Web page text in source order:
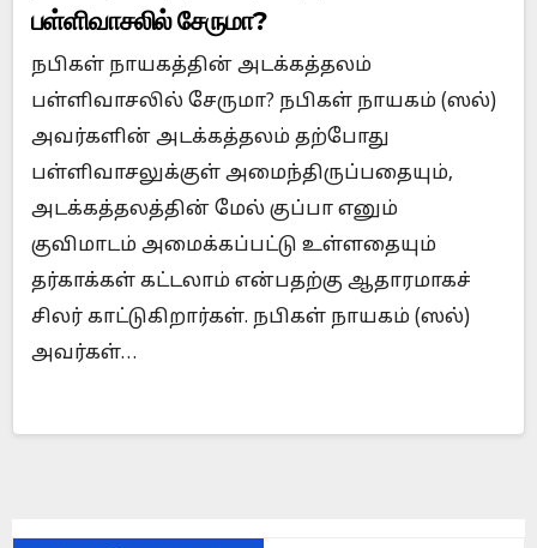
பள்ளிவாசலில் சேருமா?
நபிகள் நாயகத்தின் அடக்கத்தலம்
பள்ளிவாசலில் சேருமா? நபிகள் நாயகம் (ஸல்)
அவர்களின் அடக்கத்தலம் தற்போது
பள்ளிவாசலுக்குள் அமைந்திருப்பதையும்,
அடக்கத்தலத்தின் மேல் குப்பா எனும்
குவிமாடம் அமைக்கப்பட்டு உள்ளதையும்
தர்காக்கள் கட்டலாம் என்பதற்கு ஆதாரமாகச்
சிலர் காட்டுகிறார்கள். நபிகள் நாயகம் (ஸல்)
அவர்கள்…